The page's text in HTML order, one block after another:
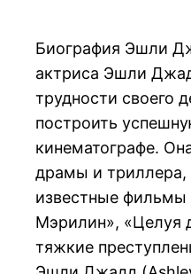
Биография Эшли
актриса Эшли
трудности своего
построить
кинематографе.
драмы и триллера,
известные
Мэрилин», «Целуя
тяжкие